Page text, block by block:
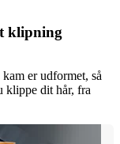
klipning
er udformet, så
klippe dit hår, fra